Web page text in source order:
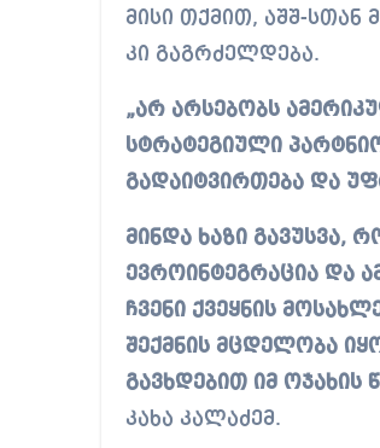
მისი თქმით, აშშ-
კი გაგრძელდება.
„არ არსებობს
სტრატეგიული
გადაიტვირთება და
მინდა ხაზი გავუსვა,
ევროინტეგრაცია და
ჩვენი ქვეყნის
შექმნის მცდელობა
გავხდებით იმ ოჯახის
კახა კალაძემ.